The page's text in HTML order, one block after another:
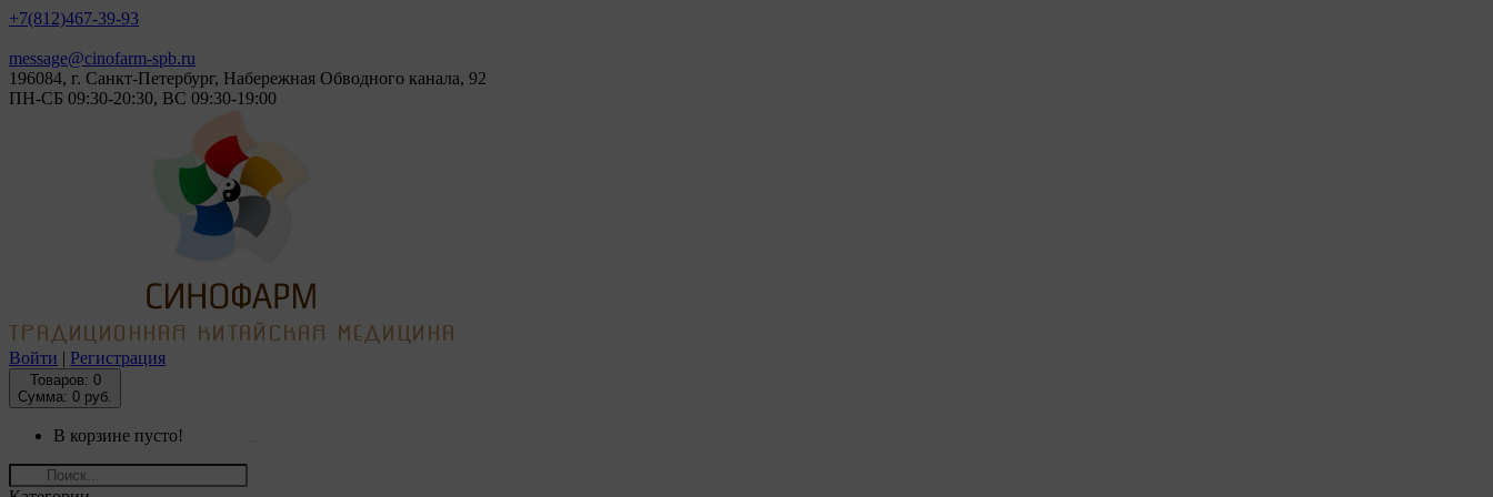
+7(812)467-39-93
message@cinofarm-spb.ru
196084, г. Санкт-Петербург, Набережная Обводного канала, 92
ПН-СБ 09:30-20:30, ВС 09:30-19:00
Войти | Регистрация
Товаров: 0
Сумма: 0 руб.
В корзине пусто!